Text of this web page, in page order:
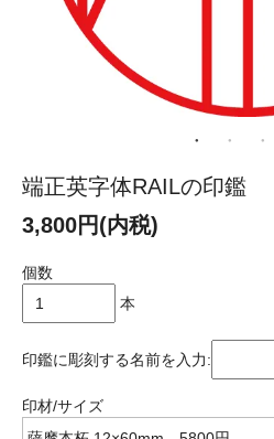
端正英字体RAILの印鑑
3,800円(内税)
個数
本
印鑑に彫刻する名前を入力:
印材/サイズ